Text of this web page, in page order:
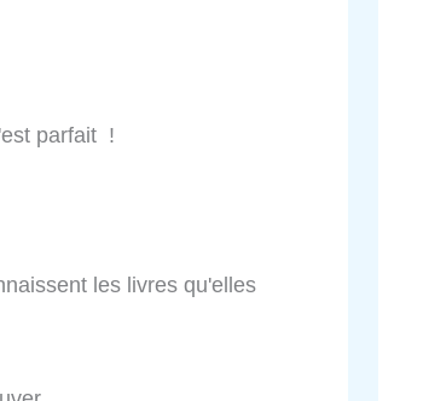
parfait !
les livres qu'elles